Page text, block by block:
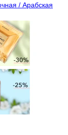
/ Арабская